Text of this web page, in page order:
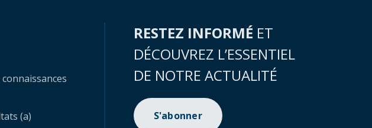
(a)
RESTEZ INFORMÉ ET
DÉCOUVREZ L’ESSENTIEL
DE NOTRE ACTUALITÉ
S'abonner